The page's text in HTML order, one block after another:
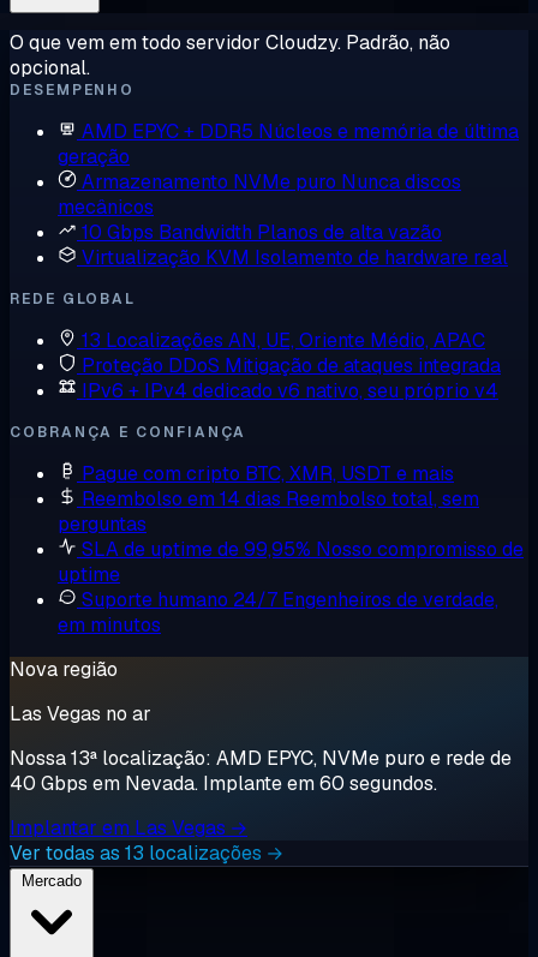
O que vem em todo servidor Cloudzy. Padrão, não
opcional.
DESEMPENHO
AMD EPYC + DDR5 Núcleos e memória de última
geração
Armazenamento NVMe puro Nunca discos
mecânicos
10 Gbps Bandwidth Planos de alta vazão
Virtualização KVM Isolamento de hardware real
REDE GLOBAL
13 Localizações AN, UE, Oriente Médio, APAC
Proteção DDoS Mitigação de ataques integrada
IPv6 + IPv4 dedicado v6 nativo, seu próprio v4
COBRANÇA E CONFIANÇA
Pague com cripto BTC, XMR, USDT e mais
Reembolso em 14 dias Reembolso total, sem
perguntas
SLA de uptime de 99,95% Nosso compromisso de
uptime
Suporte humano 24/7 Engenheiros de verdade,
em minutos
Nova região
Las Vegas no ar
Nossa 13ª localização: AMD EPYC, NVMe puro e rede de
40 Gbps em Nevada. Implante em 60 segundos.
Implantar em Las Vegas →
Ver todas as 13 localizações →